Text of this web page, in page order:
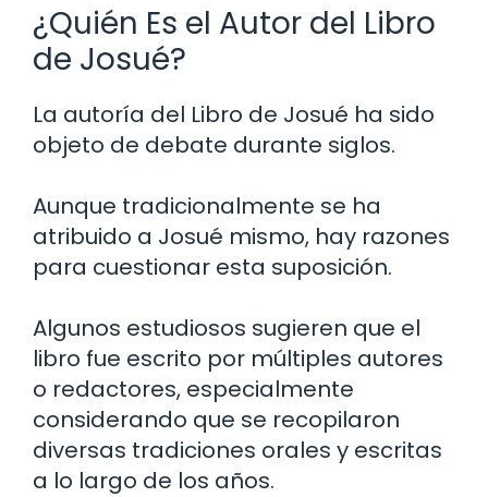
¿Quién Es el Autor del Libro
de Josué?
La autoría del Libro de Josué ha sido
objeto de debate durante siglos.
Aunque tradicionalmente se ha
atribuido a Josué mismo, hay razones
para cuestionar esta suposición.
Algunos estudiosos sugieren que el
libro fue escrito por múltiples autores
o redactores, especialmente
considerando que se recopilaron
diversas tradiciones orales y escritas
a lo largo de los años.